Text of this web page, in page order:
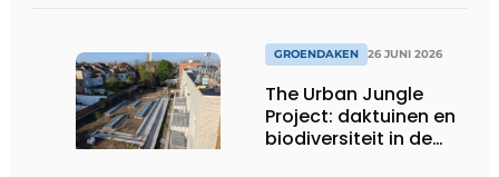
GROENDAKEN 26 JUNI 2026
The Urban Jungle
Project: daktuinen en
biodiversiteit in de